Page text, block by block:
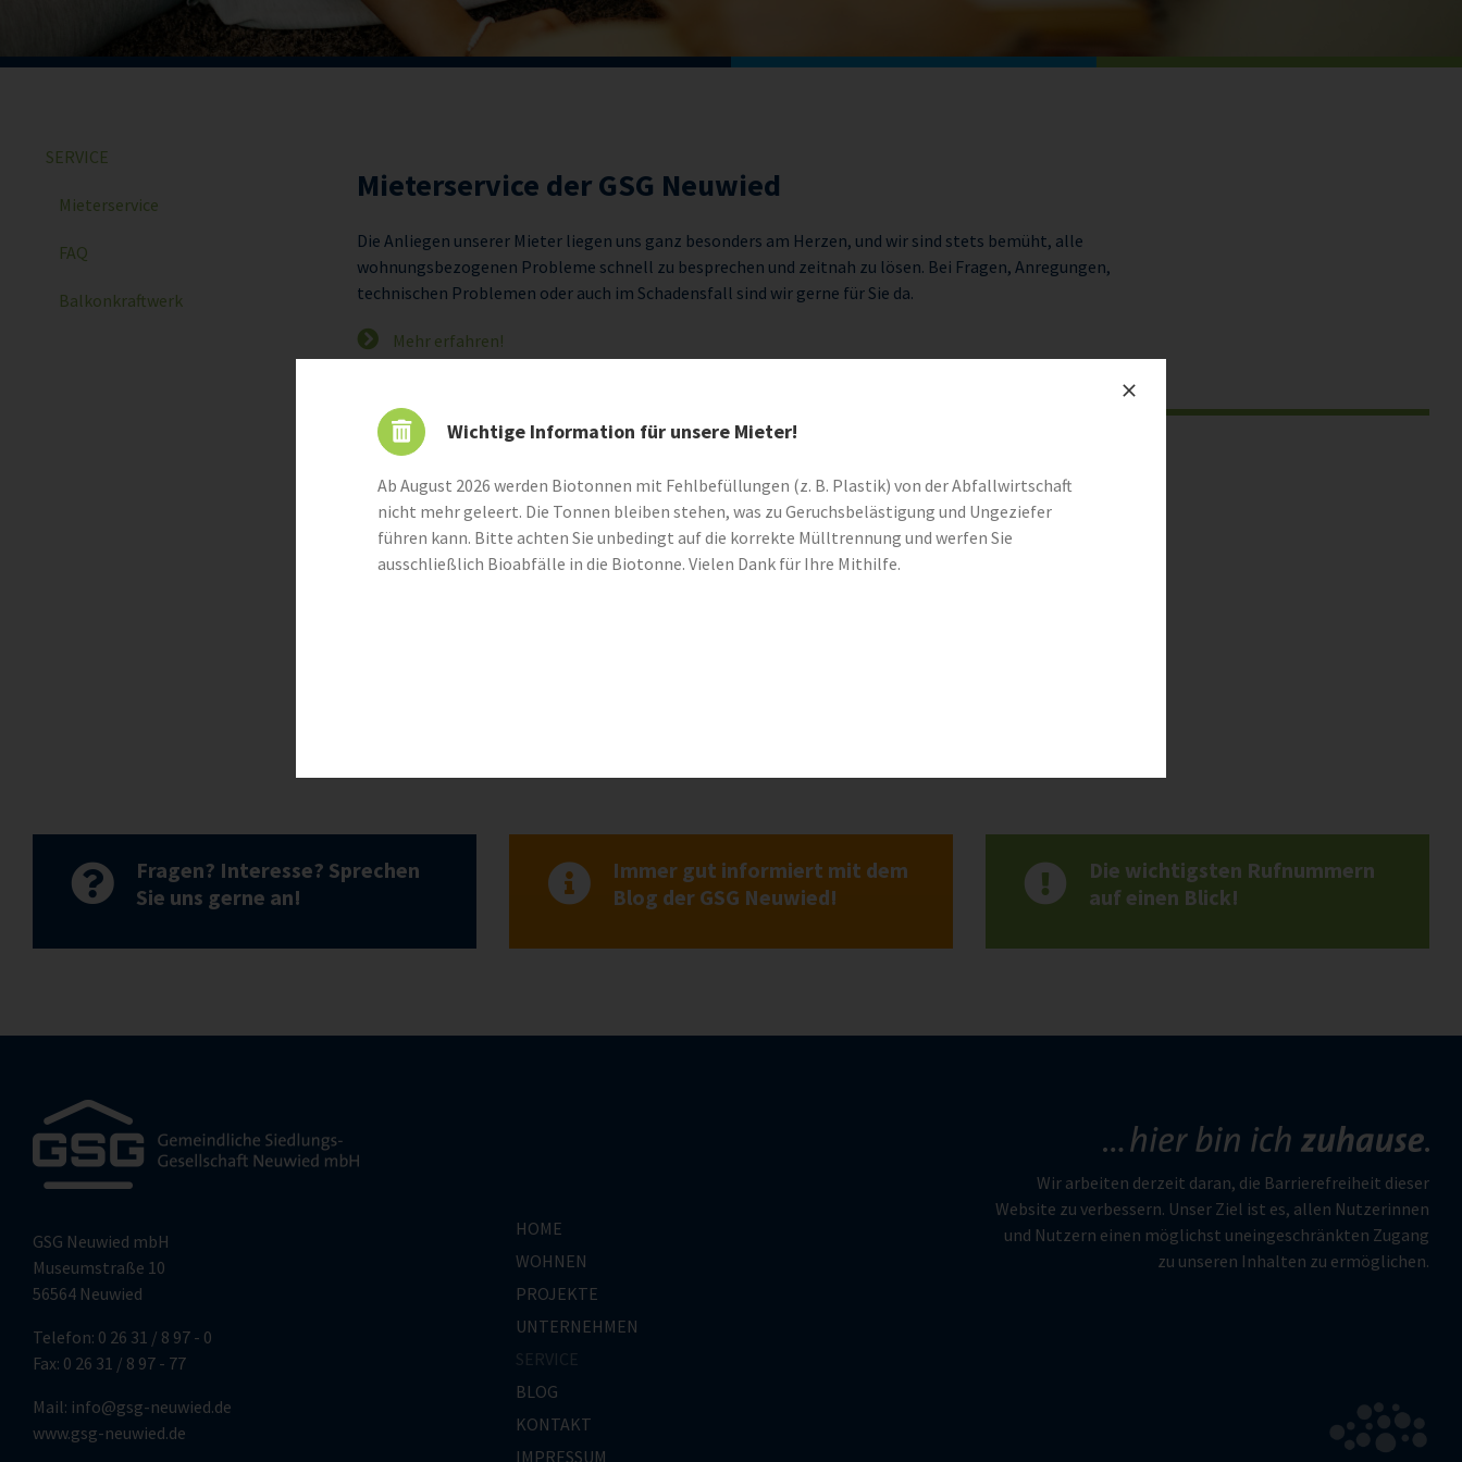
SERVICE
Mieterservice
FAQ
Balkonkraftwerk
Mieterservice der GSG Neuwied
Die Anliegen unserer Mieter liegen uns ganz besonders am Herzen, und wir sind stets bemüht, alle
wohnungsbezogenen Probleme schnell zu besprechen und zeitnah zu lösen. Bei Fragen, Anregungen,
technischen Problemen oder auch im Schadensfall sind wir gerne für Sie da.
Mehr erfahren!
FAQ – Häufig gestellte Fragen
Fragen? Interesse? Sprechen
Sie uns gerne an!
Immer gut informiert mit dem
Blog der GSG Neuwied!
Die wichtigsten Rufnummern
auf einen Blick!
GSG Neuwied mbH
Museumstraße 10
56564 Neuwied
Telefon: 0 26 31 / 8 97 - 0
Fax: 0 26 31 / 8 97 - 77
Mail: info@gsg-neuwied.de
www.gsg-neuwied.de
HOME
WOHNEN
PROJEKTE
UNTERNEHMEN
SERVICE
BLOG
KONTAKT
IMPRESSUM
Wir arbeiten derzeit daran, die Barrierefreiheit dieser
Website zu verbessern. Unser Ziel ist es, allen Nutzerinnen
und Nutzern einen möglichst uneingeschränkten Zugang
zu unseren Inhalten zu ermöglichen.
Wichtige Information für unsere Mieter!
Ab August 2026 werden Biotonnen mit Fehlbefüllungen (z. B. Plastik) von der Abfallwirtschaft
nicht mehr geleert. Die Tonnen bleiben stehen, was zu Geruchsbelästigung und Ungeziefer
führen kann. Bitte achten Sie unbedingt auf die korrekte Mülltrennung und werfen Sie
ausschließlich Bioabfälle in die Biotonne. Vielen Dank für Ihre Mithilfe.